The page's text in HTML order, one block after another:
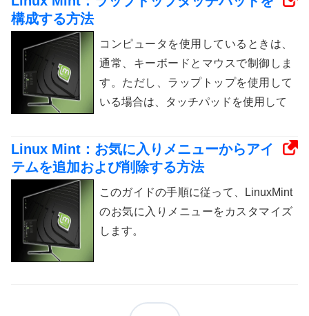
構成する方法
コンピュータを使用しているときは、
通常、キーボードとマウスで制御しま
す。ただし、ラップトップを使用して
いる場合は、タッチパッドを使用して
Linux Mint：お気に入りメニューからアイ
テムを追加および削除する方法
このガイドの手順に従って、LinuxMint
のお気に入りメニューをカスタマイズ
します。